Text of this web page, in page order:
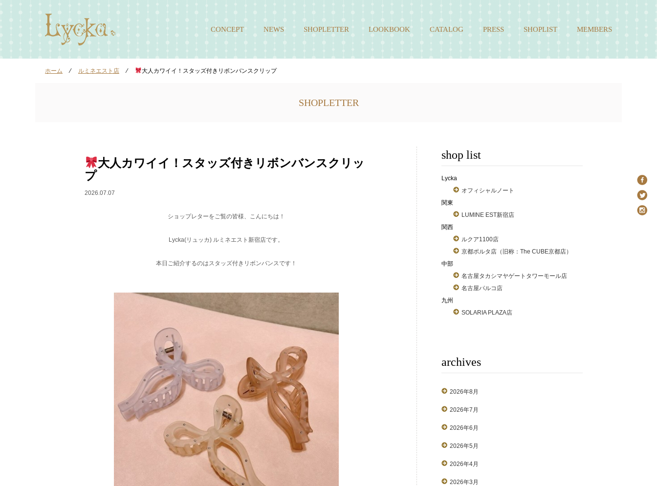
CONCEPT NEWS SHOPLETTER LOOKBOOK CATALOG PRESS SHOPLIST MEMBERS
ホーム ⁄ ルミネエスト店 ⁄ 大人カワイイ！スタッズ付きリボンバンスクリップ
SHOPLETTER
大人カワイイ！スタッズ付きリボンバンスクリッ
プ
2026.07.07
ショップレターをご覧の皆様、こんにちは！
Lycka(リュッカ) ルミネエスト新宿店です。
本日ご紹介するのはスタッズ付きリボンバンスです！
shop list
Lycka
オフィシャルノート
関東
LUMINE EST新宿店
関西
ルクア1100店
京都ポルタ店（旧称：The CUBE京都店）
中部
名古屋タカシマヤゲートタワーモール店
名古屋パルコ店
九州
SOLARIA PLAZA店
archives
2026年8月
2026年7月
2026年6月
2026年5月
2026年4月
2026年3月